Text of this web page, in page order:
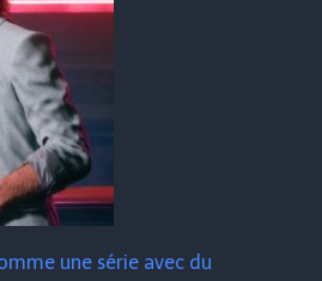
une série avec du